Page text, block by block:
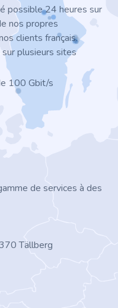
possible 24 heures sur
nos propres
clients français.
plusieurs sites
100 Gbit/s
de services à des
Tällberg